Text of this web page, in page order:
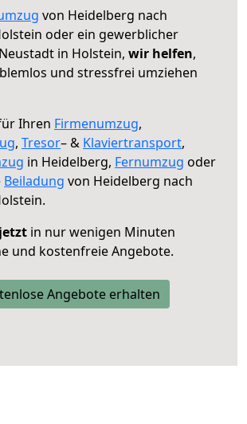
von Heidelberg nach
oder ein gewerblicher
in Holstein, wir helfen,
und stressfrei umziehen
Ihren Firmenumzug,
, Tresor– & Klaviertransport,
in Heidelberg, Fernumzug oder
Beiladung von Heidelberg nach
in nur wenigen Minuten
und kostenfreie Angebote.
Angebote erhalten